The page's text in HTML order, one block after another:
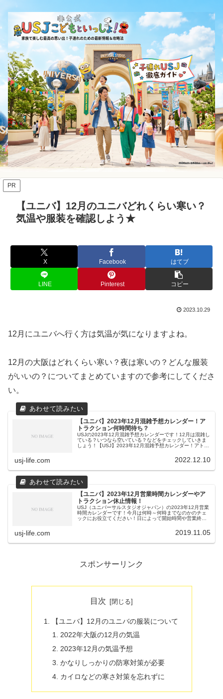
PR
【ユニバ】12月のユニバどれくらい寒い？
気温や服装を確認しよう★
X Facebook はてブ
LINE Pinterest コピー
2023.10.29
12月にユニバへ行く方は気温が気になりますよね。
12月の大阪はどれくらい寒い？夜は寒いの？どんな服装
がいいの？についてまとめていますので参考にしてくださ
い。
【ユニバ】2023年12月混雑予想カレンダー！ア
トラクション何時間待ち？
USJの2023年12月混雑予想カレンダーです！12月は混雑し
ている？いつなら空いている？などをチェックしていきま
しょう！【USJ】2023年12月混雑予想カレンダー！アトラ
usj-life.com 2022.12.10
【ユニバ】2023年12月営業時間カレンダーやア
トラクション休止情報！
USJ（ユニバーサルスタジオジャパン）の2023年12月営業
時間カレンダーです！今月は何時～何時までなのかのチェ
ックにお役立てください！日によって開始時間や営業終了
usj-life.com 2019.11.05
スポンサーリンク
目次
【ユニバ】12月のユニバの服装について
2022年大阪の12月の気温
2023年12月の気温予想
かなりしっかりの防寒対策が必要
カイロなどの寒さ対策を忘れずに